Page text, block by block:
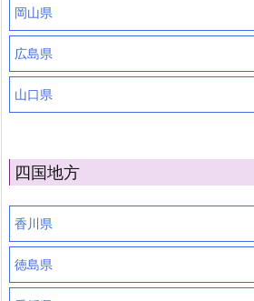
岡山県
広島県
山口県
四国地方
香川県
徳島県